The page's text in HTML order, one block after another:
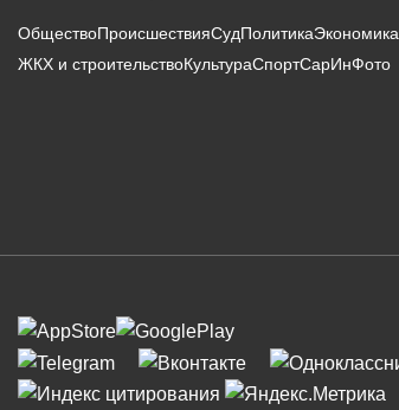
ОбществоПроисшествияСудПолитикаЭкономика
ЖКХ и строительствоКультураСпортСарИнФото